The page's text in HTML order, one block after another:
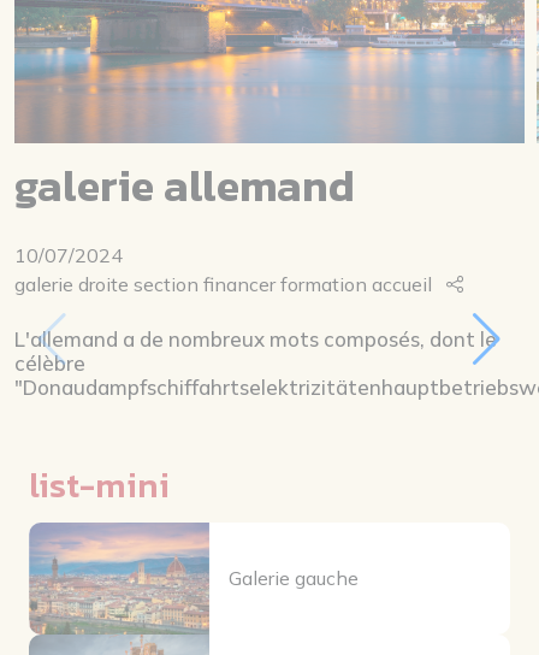
galerie allemand
10/07/2024
galerie droite section financer formation accueil
L'allemand a de nombreux mots composés, dont le
célèbre
list-mini
Galerie gauche